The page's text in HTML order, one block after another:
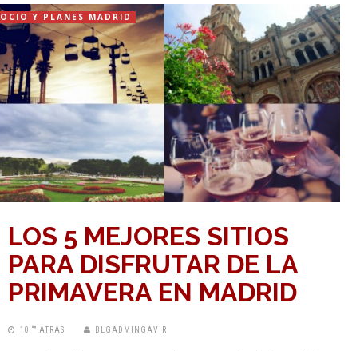
OCIO Y PLANES MADRID
LOS 5 MEJORES SITIOS
PARA DISFRUTAR DE LA
PRIMAVERA EN MADRID
10 “” ATRÁS BLGADMINGAVIR